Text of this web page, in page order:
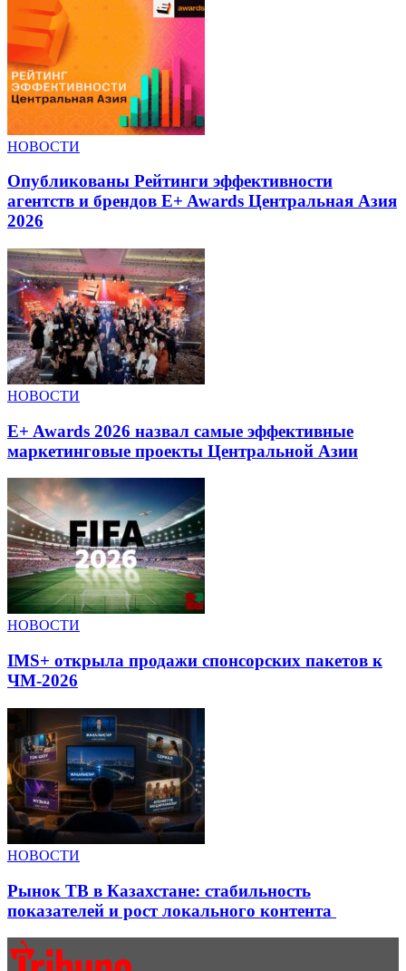
НОВОСТИ
Опубликованы Рейтинги эффективности
агентств и брендов E+ Awards Центральная Азия
2026
НОВОСТИ
E+ Awards 2026 назвал самые эффективные
маркетинговые проекты Центральной Азии
НОВОСТИ
IMS+ открыла продажи спонсорских пакетов к
ЧМ-2026
НОВОСТИ
Рынок ТВ в Казахстане: стабильность
показателей и рост локального контента